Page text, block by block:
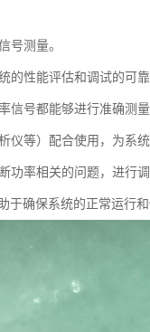
号测量。
的性能评估和调试的可靠
信号都能够进行准确测量
等）配合使用，为系
率相关的问题，进行调
确保系统的正常运行和